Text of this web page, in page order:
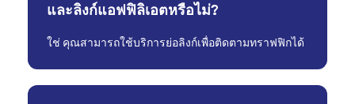
และลิงก์แอฟฟิลิเอตหรือไม่?
ใช่ คุณสามารถใช้บริการย่อลิงก์เพื่อติดตามทราฟฟิกได้